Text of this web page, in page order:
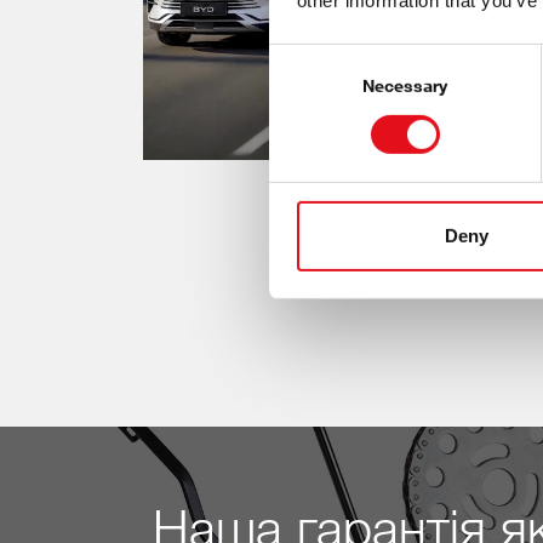
Consent
Necessary
Deny
Наша гарантія